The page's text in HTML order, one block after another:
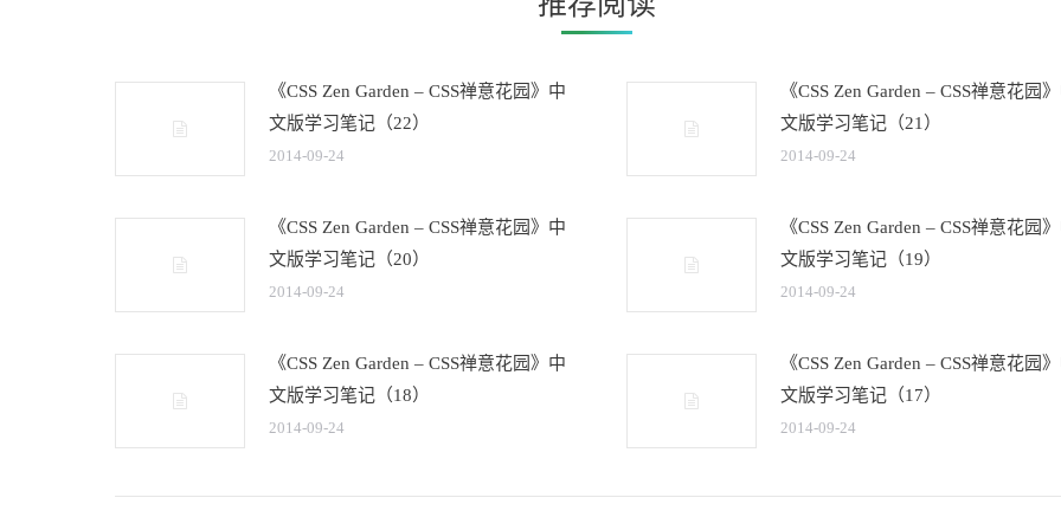
《CSS Zen Garden – CSS禅意花园》中
文版学习笔记（22）
2014-09-24
《CSS Zen Garden – CSS禅意花园
文版学习笔记（21）
2014-09-24
《CSS Zen Garden – CSS禅意花园》中
文版学习笔记（20）
2014-09-24
《CSS Zen Garden – CSS禅意花园
文版学习笔记（19）
2014-09-24
《CSS Zen Garden – CSS禅意花园》中
文版学习笔记（18）
2014-09-24
《CSS Zen Garden – CSS禅意花园
文版学习笔记（17）
2014-09-24